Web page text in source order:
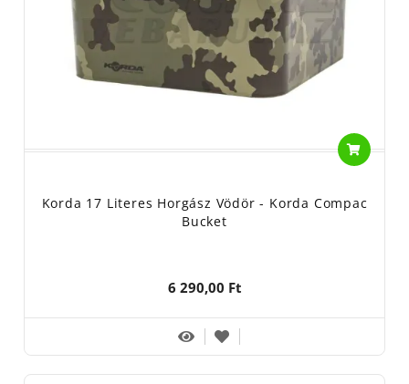
Korda 17 Literes Horgász Vödör - Korda Compac
Bucket
6 290,00 Ft